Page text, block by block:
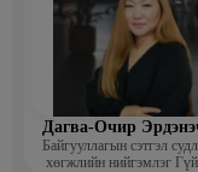
Дагва-Очир
Байгууллагын сэтгэл
хөгжлийн нийгэмлэг